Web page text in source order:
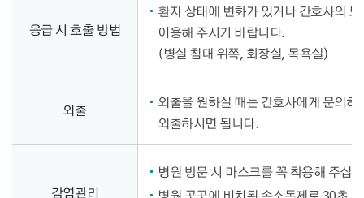
응급 시 호출 방법
환자 상태에 변화가 있거나 간호사의
이용해 주시기 바랍니다.
(병실 침대 위쪽, 화장실, 목욕실)
외출
외출을 원하실 때는 간호사에게 문의
외출하시면 됩니다.
감염관리
병원 방문 시 마스크를 꼭 착용해 주십